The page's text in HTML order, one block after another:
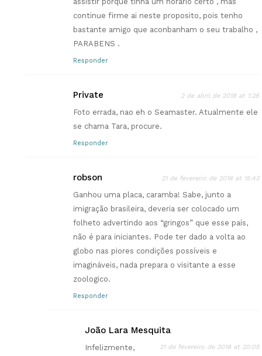
continue firme ai neste proposito, pois tenho
bastante amigo que aconbanham o seu trabalho ,
PARABENS .
Responder
Private 2 de abril de 2018 at 1:28
Foto errada, nao eh o Seamaster. Atualmente ele
se chama Tara, procure.
Responder
robson 21 de fevereiro de 2018 at 15:43
Ganhou uma placa, caramba! Sabe, junto a
imigração brasileira, deveria ser colocado um
folheto advertindo aos “gringos” que esse país,
não é para iniciantes. Pode ter dado a volta ao
globo nas piores condições possíveis e
imagináveis, nada prepara o visitante a esse
zoologico.
Responder
João Lara Mesquita
21 de fevereiro de 2018 at 20:05
Infelizmente,